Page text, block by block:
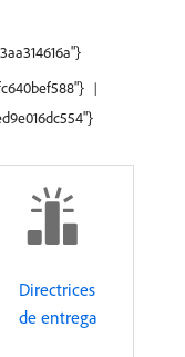
Directrices
de entrega